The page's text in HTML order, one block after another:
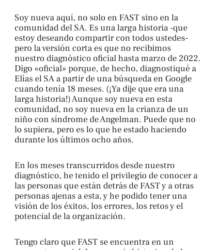
Soy nueva aquí, no solo en FAST sino en la
comunidad del SA. Es una larga historia -que
estoy deseando compartir con todos ustedes-
pero la versión corta es que no recibimos
nuestro diagnóstico oficial hasta marzo de 2022.
Digo «oficial» porque, de hecho, diagnostiqué a
Elías el SA a partir de una búsqueda en Google
cuando tenía 18 meses. (¡Ya dije que era una
larga historia!) Aunque soy nueva en esta
comunidad, no soy nueva en la crianza de un
niño con síndrome de Angelman. Puede que no
lo supiera, pero es lo que he estado haciendo
durante los últimos ocho años.
En los meses transcurridos desde nuestro
diagnóstico, he tenido el privilegio de conocer a
las personas que están detrás de FAST y a otras
personas ajenas a esta, y he podido tener una
visión de los éxitos, los errores, los retos y el
potencial de la organización.
Tengo claro que FAST se encuentra en un